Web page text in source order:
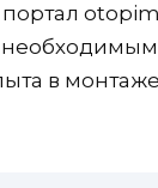
в монтаже